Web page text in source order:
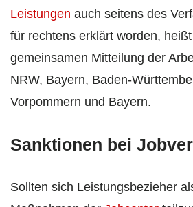
Leistungen auch seitens des
für rechtens erklärt worden,
gemeinsamen Mitteilung der
NRW, Bayern, Baden-
Vorpommern und Bayern.
Sanktionen bei
Sollten sich Leistungsbezieher